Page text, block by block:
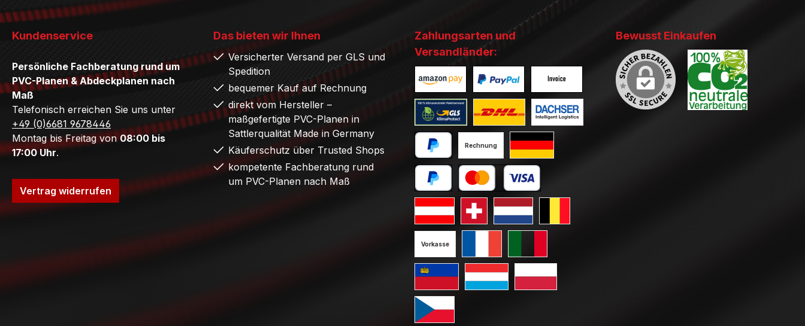
Kundenservice
Persönliche Fachberatung rund um
PVC-Planen & Abdeckplanen nach
Maß
Telefonisch erreichen Sie uns unter
+49 (0)6681 9678446
Montag bis Freitag von08:00 bis
17:00 Uhr.
Vertrag widerrufen
Das bieten wir Ihnen
Versicherter Versand per GLS und
Spedition
bequemer Kauf auf Rechnung
direkt vom Hersteller –
maßgefertigte PVC-Planen in
Sattlerqualität Made in Germany
Käuferschutz über Trusted Shops
kompetente Fachberatung rund
um PVC-Planen nach Maß
Zahlungsarten und
Versandländer:
PayPal
Rechnung
Später bezahlenKredit- oder Debitkarte
Vorkasse
Benutzerdefiniertes Bild 1Benutzerdefiniertes Bild 2Benutzerdefiniertes Bild 3
Standard GLS Versand
Standard GLS Versand Österreich
Standard GLS Versand Schweiz
Standard GLS Versand Niederlande
Standard GLS Versand Belgien
Standard GLS Versand Frankreich
Standard GLS Versand Italien
Standard GLS Versand Liechtenstein
Benutzerdefiniertes Bild 1Benutzerdefiniertes Bild 2Benutzerdefiniertes Bild 3
Bewusst Einkaufen